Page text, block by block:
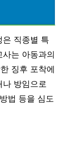
은 직종별 특
는 아동과의
징후 포착에
나 방임으로
법 등을 심도